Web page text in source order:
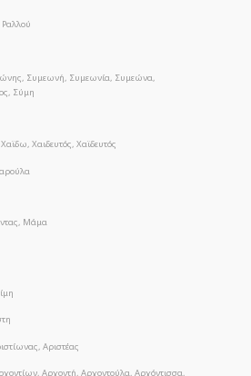
Ραλλού
Συμεωνή, Συμεωνία, Συμεώνα,
Σύμη
Χαιδευτός, Χαϊδευτός
Μάμα
Αριστέας
Αρχοντή, Αρχοντούλα, Αρχόντισσα,